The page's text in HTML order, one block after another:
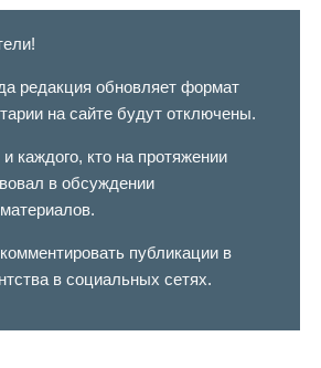
редакция обновляет формат
на сайте будут отключены.
каждого, кто на протяжении
в обсуждении
публикации в
в социальных сетях.